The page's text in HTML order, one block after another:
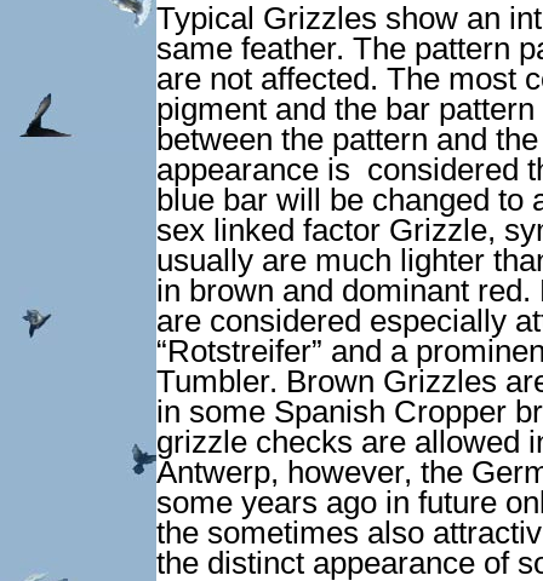
Typical Grizzles show an
same feather. The pattern
are not affected. The most
pigment and the bar
between the pattern and
appearance is considered
blue bar will be changed to
sex linked factor Grizzle,
usually are much lighter
in brown and dominant
are considered especially
“Rotstreifer” and a
Tumbler. Brown Grizzles
in some Spanish Cropper
grizzle checks are allowed
Antwerp, however, the
some years ago in future
the sometimes also
the distinct appearance of